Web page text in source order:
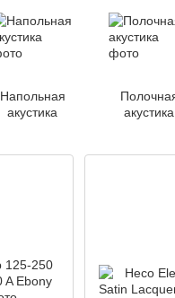
Напольная
акустика
акустика